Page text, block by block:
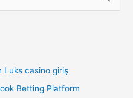
Luks casino giriş
Betting Platform